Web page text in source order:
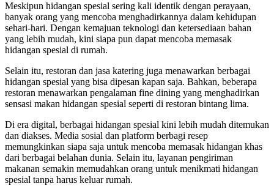
Meskipun hidangan spesial sering kali identik dengan perayaan,
banyak orang yang mencoba menghadirkannya dalam kehidupan
sehari-hari. Dengan kemajuan teknologi dan ketersediaan bahan
yang lebih mudah, kini siapa pun dapat mencoba memasak
hidangan spesial di rumah.
Selain itu, restoran dan jasa katering juga menawarkan berbagai
hidangan spesial yang bisa dipesan kapan saja. Bahkan, beberapa
restoran menawarkan pengalaman fine dining yang menghadirkan
sensasi makan hidangan spesial seperti di restoran bintang lima.
Di era digital, berbagai hidangan spesial kini lebih mudah ditemukan
dan diakses. Media sosial dan platform berbagi resep
memungkinkan siapa saja untuk mencoba memasak hidangan khas
dari berbagai belahan dunia. Selain itu, layanan pengiriman
makanan semakin memudahkan orang untuk menikmati hidangan
spesial tanpa harus keluar rumah.